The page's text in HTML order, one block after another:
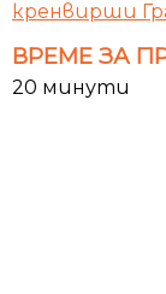
кренвирши
ВРЕМЕ ЗА
20 минути